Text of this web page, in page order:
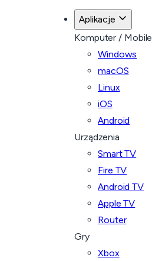
Aplikacje
Komputer / Mobile
Windows
macOS
Linux
iOS
Android
Urządzenia
Smart TV
Fire TV
Android TV
Apple TV
Router
Gry
Xbox